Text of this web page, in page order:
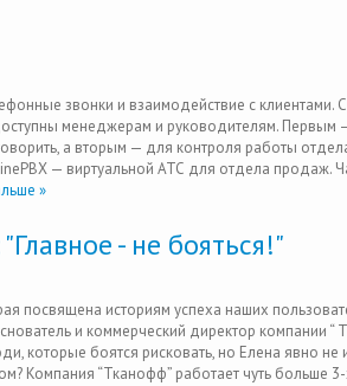
звонки и взаимодействие с клиентами.
менеджерам и руководителям. Первым
а вторым — для контроля работы
— виртуальной АТС для отдела продаж.
»
- не бояться!"
посвящена историям успеха наших
и коммерческий директор компании “
которые боятся рисковать, но Елена явно не
Компания “Тканофф” работает чуть больше